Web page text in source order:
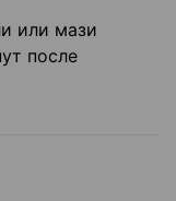
или мази
после